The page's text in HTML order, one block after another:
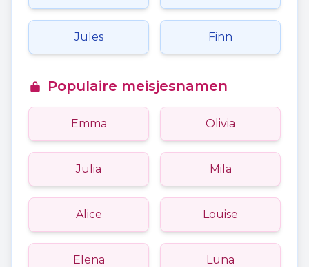
Jules Finn
Populaire meisjesnamen
Emma Olivia
Julia Mila
Alice Louise
Elena Luna